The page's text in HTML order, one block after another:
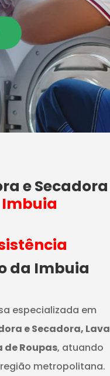
e Secadora
da Imbuia
especializada em
e Secadora, Lava
de Roupas, atuando
metropolitana.